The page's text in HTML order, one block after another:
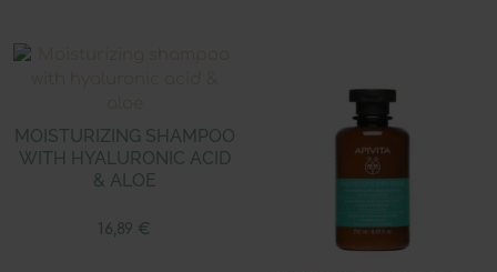
MOISTURIZING SHAMPOO
WITH HYALURONIC ACID
& ALOE
16,89 €